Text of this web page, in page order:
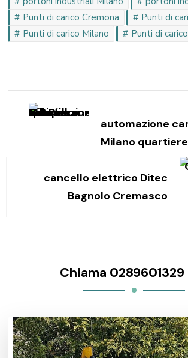
Punti di carico Cremona
Punti di
Punti di carico Milano
Punti di
Navigazione
articoli
automazione
Milano
cancello elettrico Ditec
Bagnolo Cremasco
Chiama